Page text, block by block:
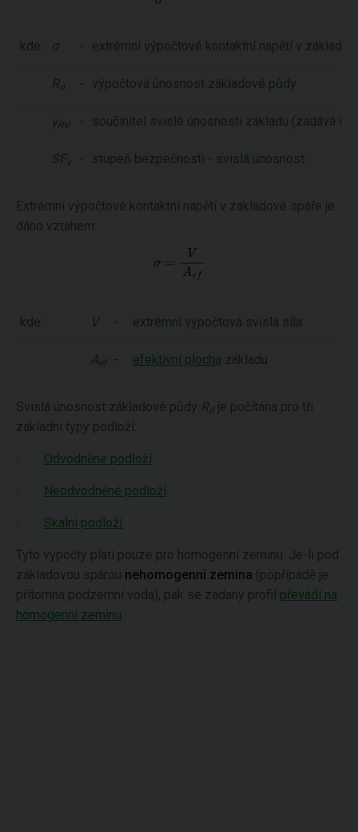
kde: σ - extrémní výpočtové kontaktní napětí v
R d - výpočtová únosnost základové půdy
γ RV - součinitel svislé únosnosti základu (zadává se
SF v - stupeň bezpečnosti - svislá únosnost
Extrémní výpočtové kontaktní napětí v základové spáře je
dáno vztahem:
kde: V - extrémní výpočtová svislá síla
Aef - efektivní plocha základu
Svislá únosnost základové půdy R dje počítána pro tři
základní typy podloží:
Odvodněné podloží
Neodvodněné podloží
Skalní podloží
Tyto výpočty platí pouze pro homogenní zeminu. Je-li pod
základovou spárou nehomogenní zemina (popřípadě je
přítomna podzemní voda), pak se zadaný profil převádí na
homogenní zeminu